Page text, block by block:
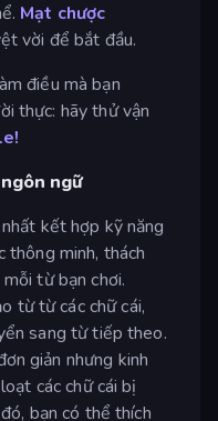
Mạt chược
vời để bắt đầu.
điều mà bạn
thực: hãy thử vận
ngữ
kết hợp kỹ năng
thông minh, thách
từ bạn chơi.
từ từ các chữ cái,
sang từ tiếp theo.
giản nhưng kinh
các chữ cái bị
bạn có thể thích